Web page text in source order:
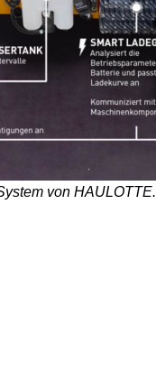
von HAULOTTE.